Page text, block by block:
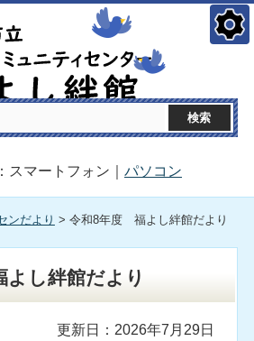
スマートフォン｜ パソコン
ンだより > 令和8年度 福よし絆館だより
し絆館だより
更新日：2026年7月29日